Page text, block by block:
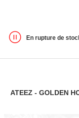
En rupture de
ATEEZ - GOLDEN